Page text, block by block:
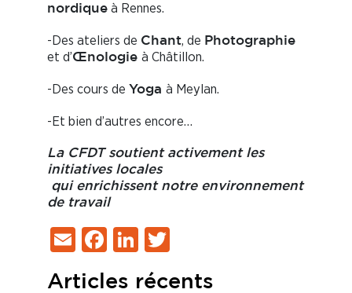
nordique à Rennes.
-Des ateliers de Chant, de Photographie
et d’Œnologie à Châtillon.
-Des cours de Yoga à Meylan.
-Et bien d’autres encore…
La CFDT soutient activement les
initiatives locales
qui enrichissent notre environnement
de travail
EmailFacebook
LinkedIn
Articles récents